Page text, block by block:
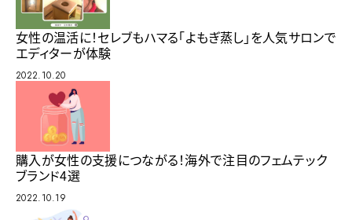
女性の温活に！セレブもハマる「よもぎ蒸し」を人気サロンで
エディターが体験
2022.10.20
購入が女性の支援につながる！海外で注目のフェムテック
ブランド4選
2022.10.19